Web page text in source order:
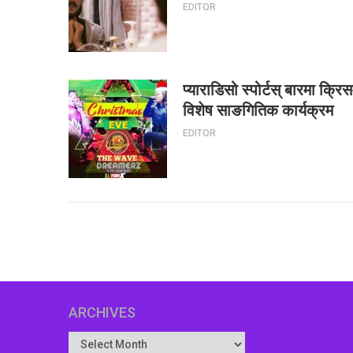
EDITOR
प्याराडिसो स्पोर्टस् बारमा
विशेष साङगितिक कार्यक्रम
EDITOR
ARCHIVES